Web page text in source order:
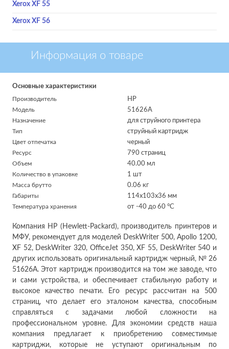
Xerox XF 55
Xerox XF 56
Информация о товаре
Основные характеристики
HP
Производитель
51626A
Модель
для струйного принтера
Назначение
струйный картридж
Тип
черный
Цвет отпечатка
790 страниц
Ресурс
40.00 мл
Объем
1 шт
Количество в упаковке
0.06 кг
Масса брутто
114x103x36 мм
Габариты
от -40 до 60 °C
Температура хранения
Компания HP (Hewlett-Packard), производитель принтеров и
МФУ, рекомендует для моделей DeskWriter 500, Apollo 1200,
XF 52, DeskWriter 320, OfficeJet 350, XF 55, DeskWriter 540 и
других использовать оригинальный картридж черный, № 26
51626A. Этот картридж производится на том же заводе, что
и сами устройства, и обеспечивает стабильную работу и
высокое качество печати. Его ресурс рассчитан на 500
страниц, что делает его эталоном качества, способным
справляться с задачами любой сложности на
профессиональном уровне. Для экономии средств наша
компания предлагает к приобретению совместимые
картриджи, которые не уступают оригинальным по